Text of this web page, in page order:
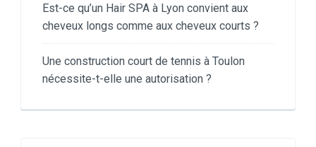
Est-ce qu’un Hair SPA à Lyon convient aux
cheveux longs comme aux cheveux courts ?
Une construction court de tennis à Toulon
nécessite-t-elle une autorisation ?